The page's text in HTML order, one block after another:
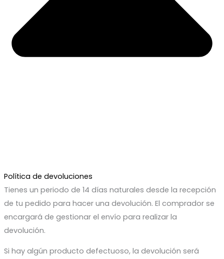
Política de devoluciones
Tienes un periodo de 14 días naturales desde la recepción
de tu pedido para hacer una devolución. El comprador se
encargará de gestionar el envío para realizar la
devolución.
Si hay algún producto defectuoso, la devolución será